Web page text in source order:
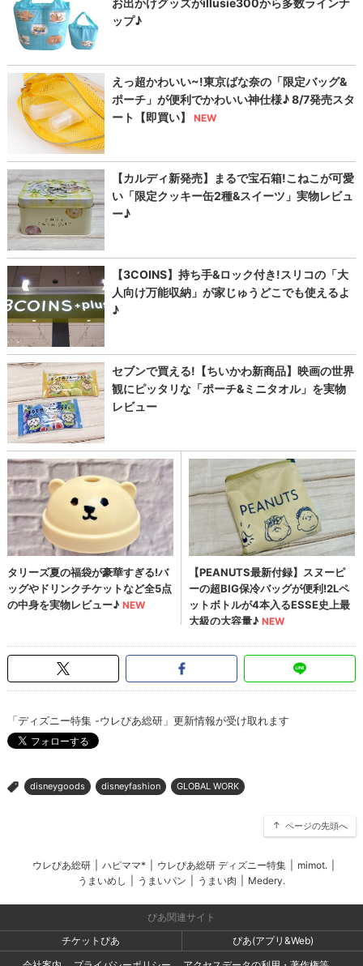
「ディズニー特集 -ウレぴあ総研」更新情報が受け取れます
> disneygoods disneyfashion GLOBAL WORK
ページの先頭へ
ウレぴあ総研 ハピママ* ウレぴあ総研 ディズニー特集 mimot.
うまいめし
うまいパン うまい肉 Medery.
ぴあ関連サイト
チケットぴあ
ぴあ(アプリ&Web)